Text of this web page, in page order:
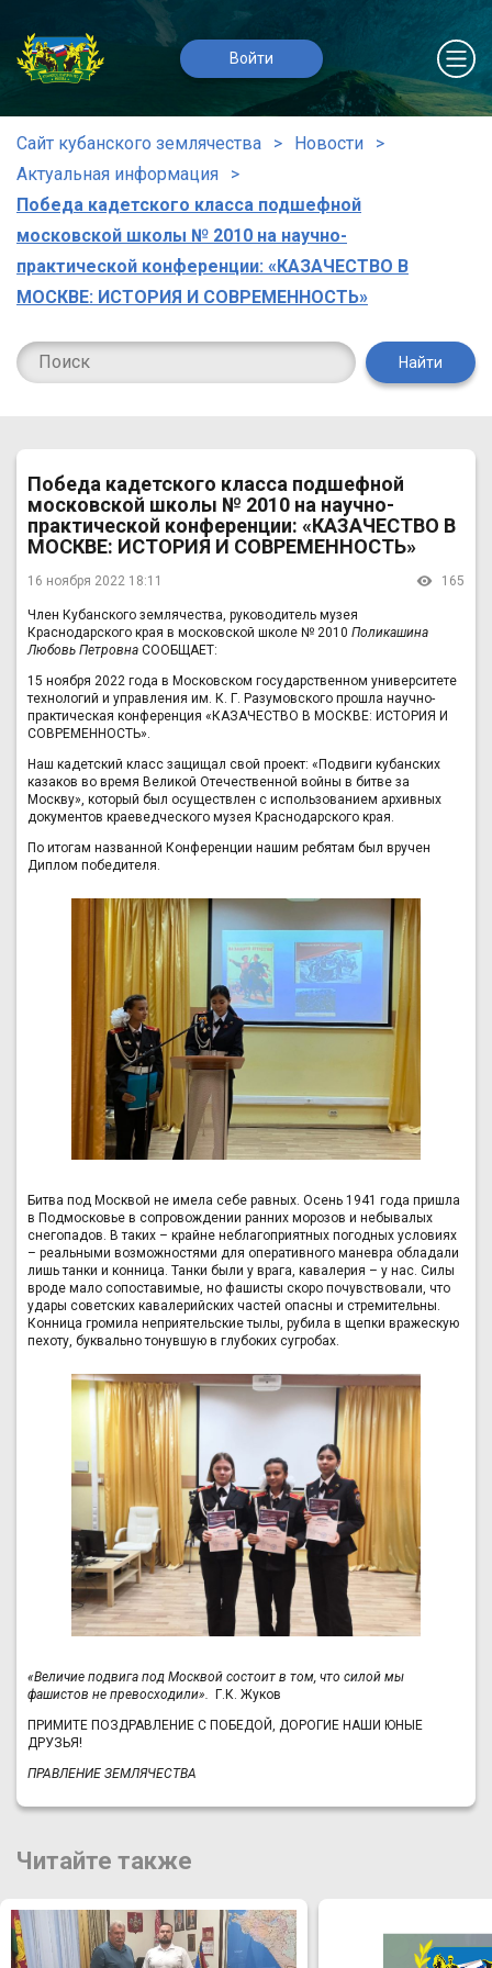
Войти
Сайт кубанского землячества
Новости
Актуальная информация
Победа кадетского класса подшефной
московской школы № 2010 на научно-
практической конференции: «КАЗАЧЕСТВО В
МОСКВЕ: ИСТОРИЯ И СОВРЕМЕННОСТЬ»
Найти
Победа кадетского класса подшефной
московской школы № 2010 на научно-
практической конференции: «КАЗАЧЕСТВО В
МОСКВЕ: ИСТОРИЯ И СОВРЕМЕННОСТЬ»
16 ноября 2022 18:11 165
Член Кубанского землячества, руководитель музея
Краснодарского края в московской школе № 2010 Поликашина
Любовь Петровна СООБЩАЕТ:
15 ноября 2022 года в Московском государственном университете
технологий и управления им. К. Г. Разумовского прошла научно-
практическая конференция «КАЗАЧЕСТВО В МОСКВЕ: ИСТОРИЯ И
СОВРЕМЕННОСТЬ».
Наш кадетский класс защищал свой проект: «Подвиги кубанских
казаков во время Великой Отечественной войны в битве за
Москву», который был осуществлен с использованием архивных
документов краеведческого музея Краснодарского края.
По итогам названной Конференции нашим ребятам был вручен
Диплом победителя.
Битва под Москвой не имела себе равных. Осень 1941 года пришла
в Подмосковье в сопровождении ранних морозов и небывалых
снегопадов. В таких – крайне неблагоприятных погодных условиях
– реальными возможностями для оперативного маневра обладали
лишь танки и конница. Танки были у врага, кавалерия – у нас. Силы
вроде мало сопоставимые, но фашисты скоро почувствовали, что
удары советских кавалерийских частей опасны и стремительны.
Конница громила неприятельские тылы, рубила в щепки вражескую
пехоту, буквально тонувшую в глубоких сугробах.
«Величие подвига под Москвой состоит в том, что силой мы
фашистов не превосходили».
Г.К. Жуков
ПРИМИТЕ ПОЗДРАВЛЕНИЕ С ПОБЕДОЙ, ДОРОГИЕ НАШИ ЮНЫЕ
ДРУЗЬЯ!
ПРАВЛЕНИЕ ЗЕМЛЯЧЕСТВА
Читайте также